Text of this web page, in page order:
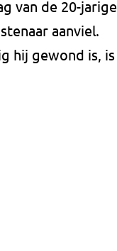
van de 20-jarige
aanviel.
hij gewond is, is